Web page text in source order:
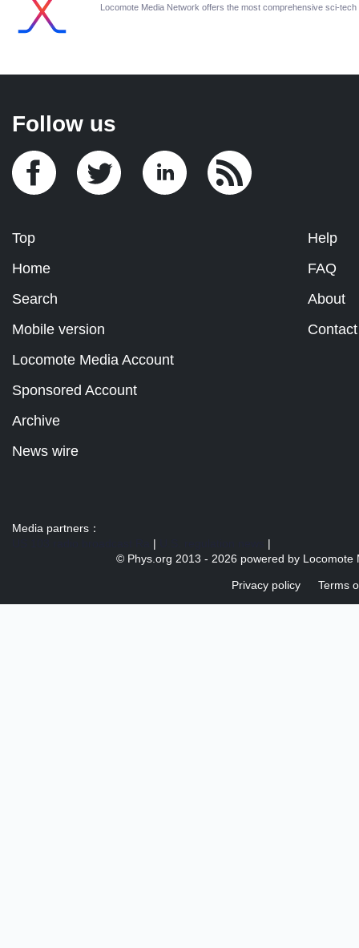
Locomote Media Network offers the most comprehensive sci-
Follow us
Top
Home
Search
Mobile version
Help
FAQ
About
Contact
Locomote Media Account
Sponsored Account
Archive
News wire
Media partners：
|
|
© Phys.org 2013 - 2026 powered by Locomote
Privacy policy Terms